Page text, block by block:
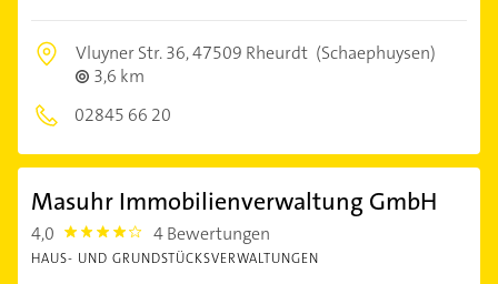
Vluyner Str. 36,47509 Rheurdt (Schaephuysen)
3,6 km
02845 66 20
Masuhr Immobilienverwaltung GmbH
4,0 4.0 4 Bewertungen
HAUS- UND GRUNDSTÜCKSVERWALTUNGEN